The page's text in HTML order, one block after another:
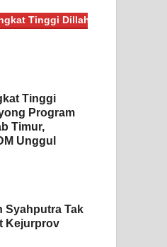
Dillah-Muslimin Sukses
Tinggi
Program
Timur,
Unggul
Syahputra Tak
Kejurprov